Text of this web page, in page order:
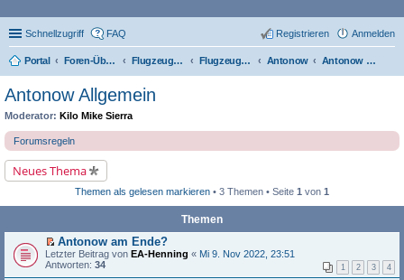
Schnellzugriff FAQ Anmelden
Registrieren
Portal Foren-Übersicht Flugzeugtypen, Triebwerke und Technik Flugzeug-Typen Antonow Antonow Allgemein
Antonow Allgemein
Moderator: Kilo Mike Sierra
Forumsregeln
Neues Thema
Themen als gelesen markieren • 3 Themen • Seite 1 von 1
Themen
E
r
Antonow am Ende?
Letzter Beitrag von EA-Henning « Mi 9. Nov 2022, 23:51
Antworten: 34 1 2 3 4